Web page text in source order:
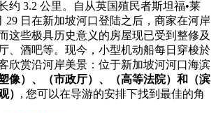
约 3.2 公里。自从英国殖民者斯坦福•莱
29 日在新加坡河口登陆之后，商家在河岸
这些极具历史意义的房屋现已受到整修及
、酒吧等。现今，小型机动船每日穿梭於
欣赏沿河岸美景：位于新加坡河河口海滨
塑像）、（市政厅）、（高等法院）和（滨
） , 您可以在导游的安排下找到最佳的角